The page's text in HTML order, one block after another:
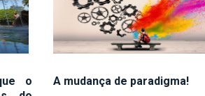
o
A mudança de paradigma!